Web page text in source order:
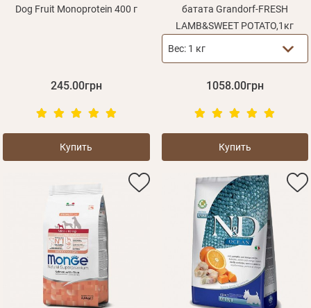
Dog Fruit Monoprotein 400 г
245.00грн
Купить
батата Grandorf-FRESH
LAMB&SWEET POTATO,1кг
Вес: 1 кг
1058.00грн
Купить
Отправить
или с помощью
Зарегистрироваться
Вспомнили пароль?